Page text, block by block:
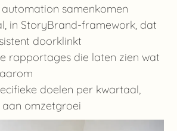
samenkomen
in StoryBrand-framework, dat
doorklinkt
rapportages die laten zien wat
doelen per kwartaal,
omzetgroei